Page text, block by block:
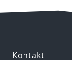
Kontakt